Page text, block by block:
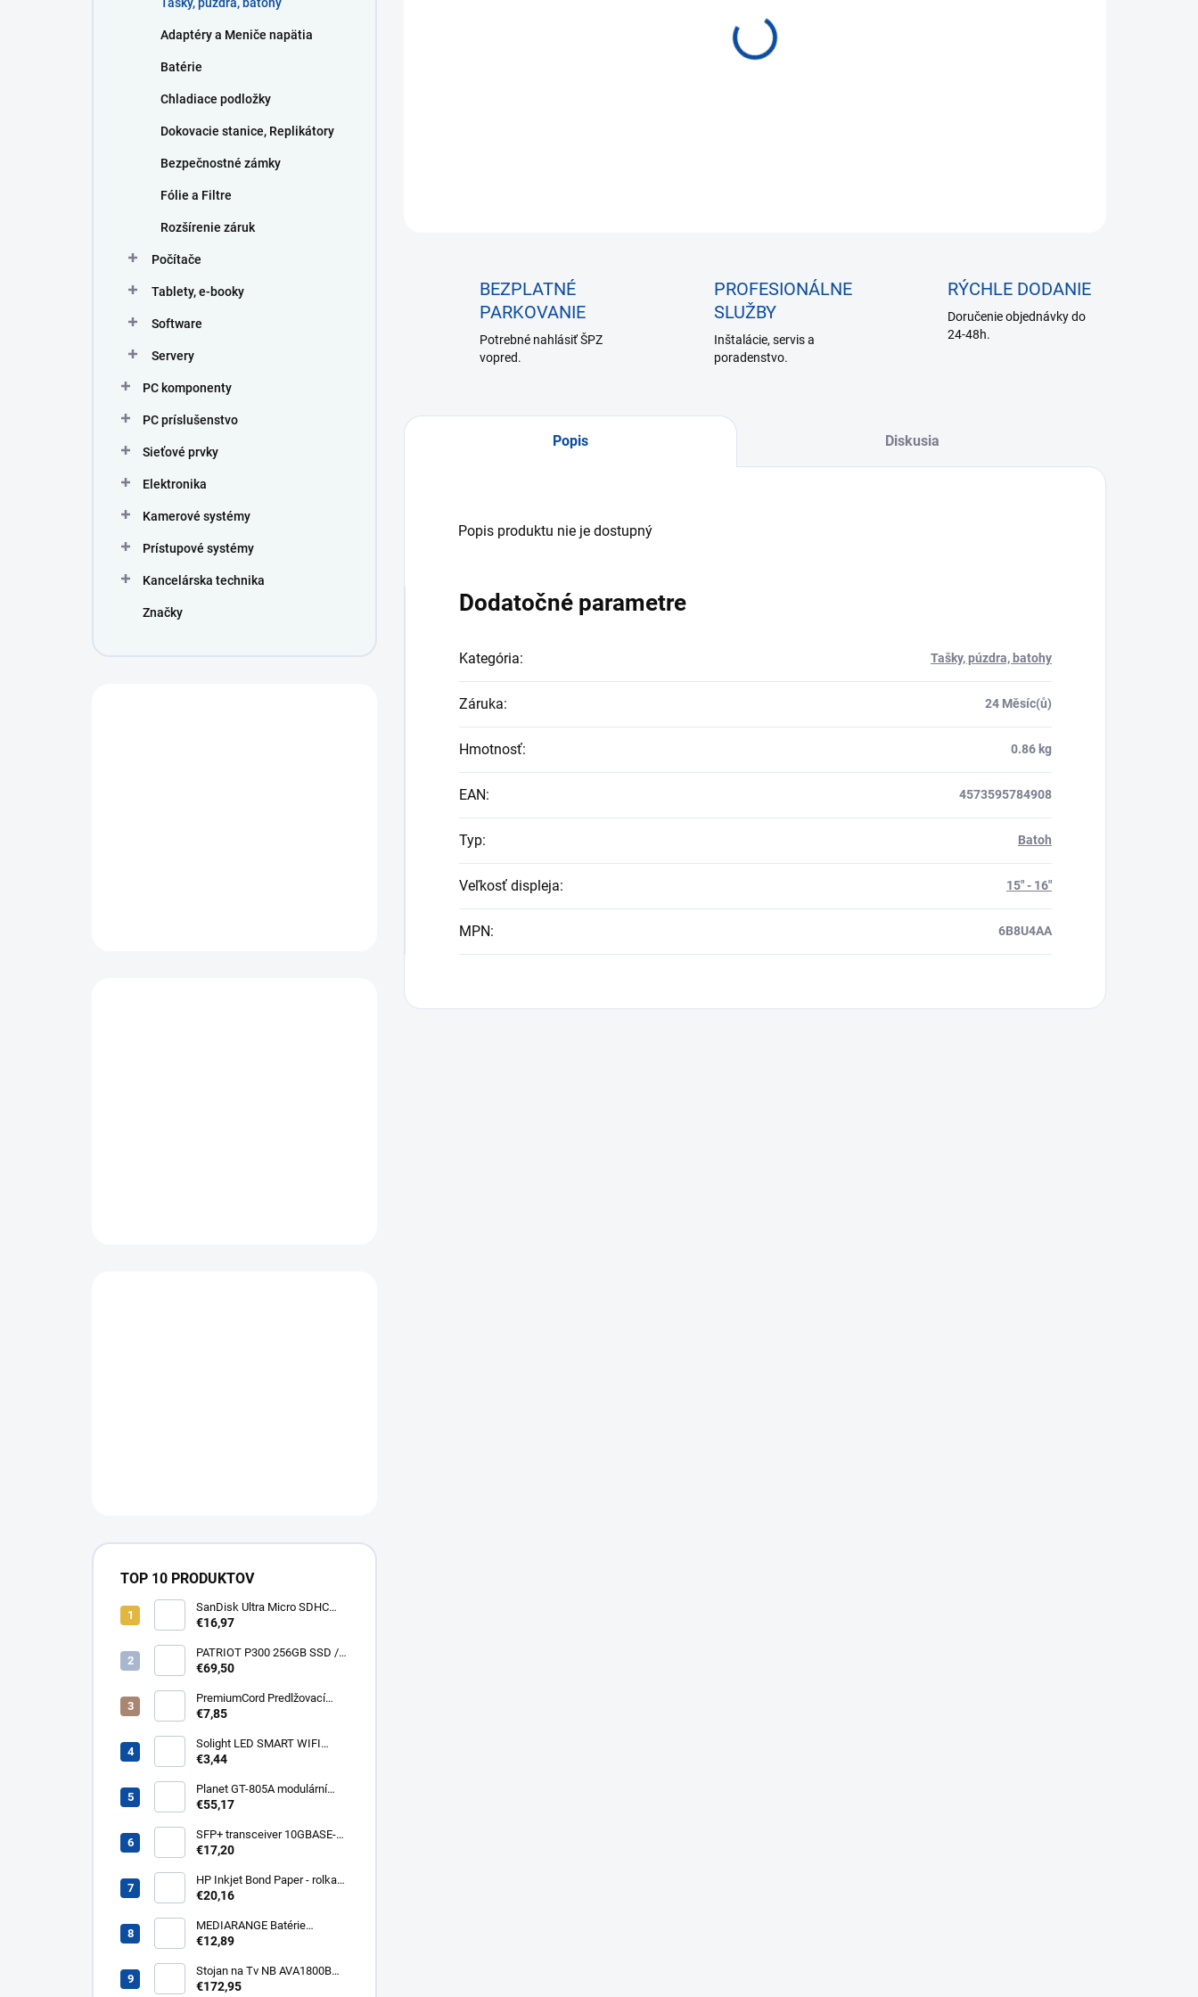
Adaptéry a Meniče napätia
Batérie
Chladiace podložky
Dokovacie stanice, Replikátory
Bezpečnostné zámky
Fólie a Filtre
Rozšírenie záruk
Počítače
Tablety, e-booky
Software
Servery
PC komponenty
PC príslušenstvo
Sieťové prvky
Elektronika
Kamerové systémy
Prístupové systémy
Kancelárska technika
Značky
TOP 10 PRODUKTOV
SanDisk Ultra Micro SDHC
32GB 120MB/s A1+ada
€16,97
PATRIOT P300 256GB SSD /
Interní / M.2 PCIe Gen3 x4
P300P256GM28
€69,50
PremiumCord Predlžovací
kábel - sieť 230V, IEC 320 C13
€7,85
Solight LED SMART WIFI
žiarovka, GU10, 5W, RGB,
€3,44
Planet GT-805A modulární
konvertor Gigabit
805A
€55,17
SFP+ transceiver 10GBASE-
SR/SW, multirate, MM, OM3-
850nm VCSEL, LC dup., DMI ,
DELL komp.. SFP-PLUS-SR-
€17,20
HP Inkjet Bond Paper - rolka
24'' Q1396A
€20,16
MEDIARANGE Batérie
nabíjateľné AAA, USB-C, 4ks
€12,89
Stojan na Tv NB AVA1800B
AVA1800
€172,95
Jednotková
cena:
NA SKLADE DO 24 HODÍN
BEZPLATNÉ
PARKOVANIE
Potrebné nahlásiť ŠPZ
vopred.
PROFESIONÁLNE
SLUŽBY
Inštalácie, servis a
poradenstvo.
RÝCHLE DODANIE
Doručenie objednávky do
24-48h.
Popis Diskusia
Popis produktu nie je dostupný
Dodatočné parametre
Kategória: Tašky, púzdra, batohy
Záruka: 24 Měsíc(ů)
Hmotnosť: 0.86 kg
EAN: 4573595784908
Typ: Batoh
Veľkosť displeja: 15" - 16"
MPN: 6B8U4AA